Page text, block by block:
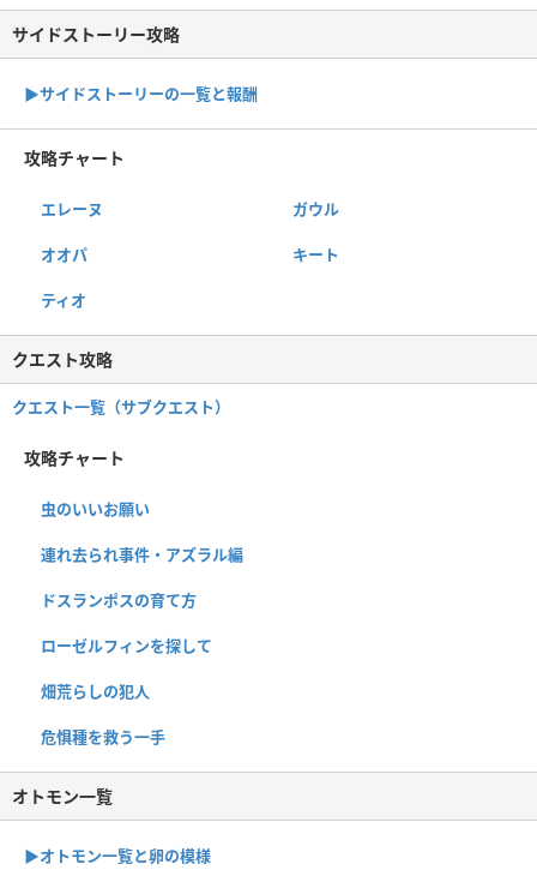
サイドストーリー攻略
▶サイドストーリーの一覧と報酬
攻略チャート
エレーヌ ガウル
オオパ キート
ティオ
クエスト攻略
クエスト一覧（サブクエスト）
攻略チャート
虫のいいお願い
連れ去られ事件・アズラル編
ドスランポスの育て方
ローゼルフィンを探して
畑荒らしの犯人
危惧種を救う一手
オトモン一覧
▶︎オトモン一覧と卵の模様